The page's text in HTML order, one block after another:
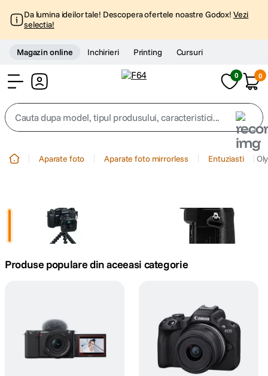
Da lumina ideilor tale! Descopera ofertele noastre Godox! Vezi
selectia!
Magazin online Inchirieri Printing Cursuri
0 0
Cauta dupa model, tipul produsului, caracteristici...
trepied
trepied telefon
4. peak design
lavaliera
sony fx
Aparate foto Aparate foto mirrorless Entuziasti
Produse populare din aceeasi categorie